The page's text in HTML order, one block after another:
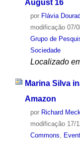
August 16
por Flávia
modificação07/
Grupo de
Sociedade
Localizado
Marina Silva
Amazon
por Richard
modificação17/
Commons, Event